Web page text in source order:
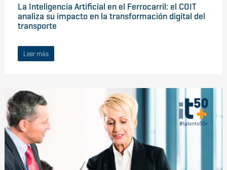
La Inteligencia Artificial en el Ferrocarril: el COIT
analiza su impacto en la transformación digital del
transporte
Leer más